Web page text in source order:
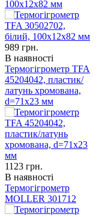
100x12x82 мм
989 грн.
В наявності
Термогігрометр TFA
45204042, пластик/
латунь хромована,
d=71х23 мм
1123 грн.
В наявності
Термогігрометр
MOLLER 301712